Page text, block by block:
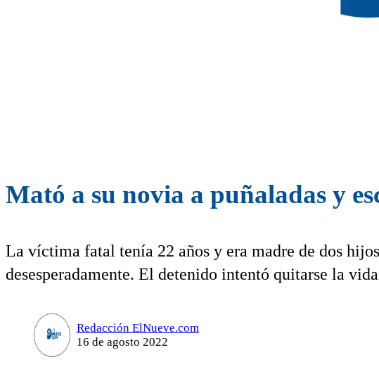
Mató a su novia a puñaladas y
La víctima fatal tenía 22 años y era madre de dos
desesperadamente. El detenido intentó quitarse la
Redacción ElNueve.com
16 de agosto 2022